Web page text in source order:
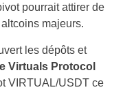
pourrait attirer de
majeurs.
les dépôts et
Virtuals Protocol
VIRTUAL/USDT ce